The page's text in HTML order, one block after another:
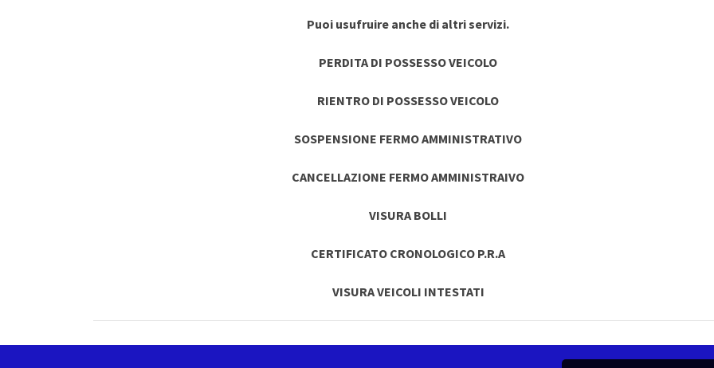
Puoi usufruire anche di altri servizi.
PERDITA DI POSSESSO VEICOLO
RIENTRO DI POSSESSO VEICOLO
SOSPENSIONE FERMO AMMINISTRATIVO
CANCELLAZIONE FERMO AMMINISTRAIVO
VISURA BOLLI
CERTIFICATO CRONOLOGICO P.R.A
VISURA VEICOLI INTESTATI